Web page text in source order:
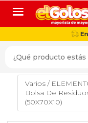
Toggle navigation
Varios /
Bolsa De
(50X70X10)